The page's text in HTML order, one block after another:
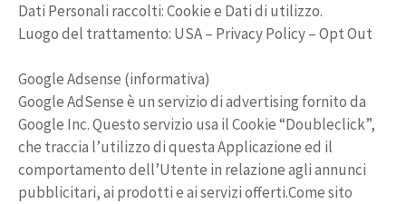
Dati Personali raccolti: Cookie e Dati di utilizzo.
Luogo del trattamento: USA – Privacy Policy – Opt Out
Google Adsense (informativa)
Google AdSense è un servizio di advertising fornito da
Google Inc. Questo servizio usa il Cookie “Doubleclick”,
che traccia l’utilizzo di questa Applicazione ed il
comportamento dell’Utente in relazione agli annunci
pubblicitari, ai prodotti e ai servizi offerti.Come sito